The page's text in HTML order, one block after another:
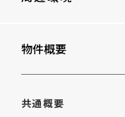
高陵中学校
物件概要
共通概要